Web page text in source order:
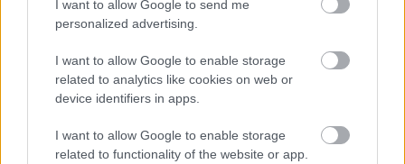
I want to allow Google to send me
personalized advertising.
I want to allow Google to enable storage
related to analytics like cookies on web or
device identifiers in apps.
I want to allow Google to enable storage
related to functionality of the website or app.
dalban használt gitár-hangszínből, a monogramból
Johnáltal említett réges-régi barátról hamar
kitalálhattuk, hogy csakis Carlos Santanáróllehet
McBride eszeveszettül ropogtatott,
Corea
utánozhatatlanul csilingelt,
lelkét is.Colaiutátharmadszorra láttam már
élőben, és az a véleményem, hogy egy földöntúli